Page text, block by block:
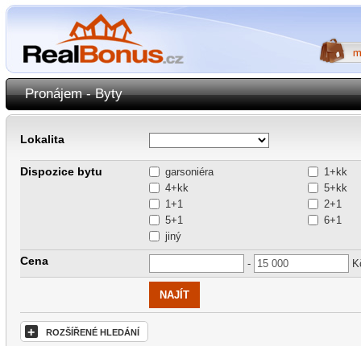
Pronájem - Byty
Lokalita
Dispozice bytu garsoniéra
1+kk
4+kk
5+kk
1+1
2+1
5+1
6+1
jiný
Cena -
+ ROZŠÍŘENÉ HLEDÁNÍ